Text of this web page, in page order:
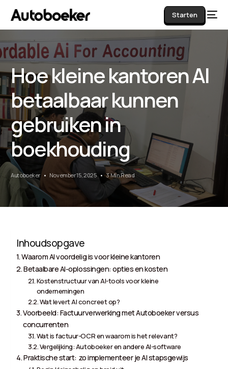
Starten
Hoe kleine kantoren AI
betaalbaar kunnen
gebruiken in
boekhouding
Autoboeker November 15, 2025 3 Min Read
Inhoudsopgave
Waarom AI voordelig is voor kleine kantoren
Betaalbare AI-oplossingen: opties en kosten
Kostenstructuur van AI-tools voor kleine
ondernemingen
Wat levert AI concreet op?
Voorbeeld: Factuurverwerking met Autoboeker versus
concurrenten
Wat is factuur-OCR en waarom is het relevant?
Vergelijking: Autoboeker en andere AI-software
Praktische start: zo implementeer je AI stapsgewijs
AI